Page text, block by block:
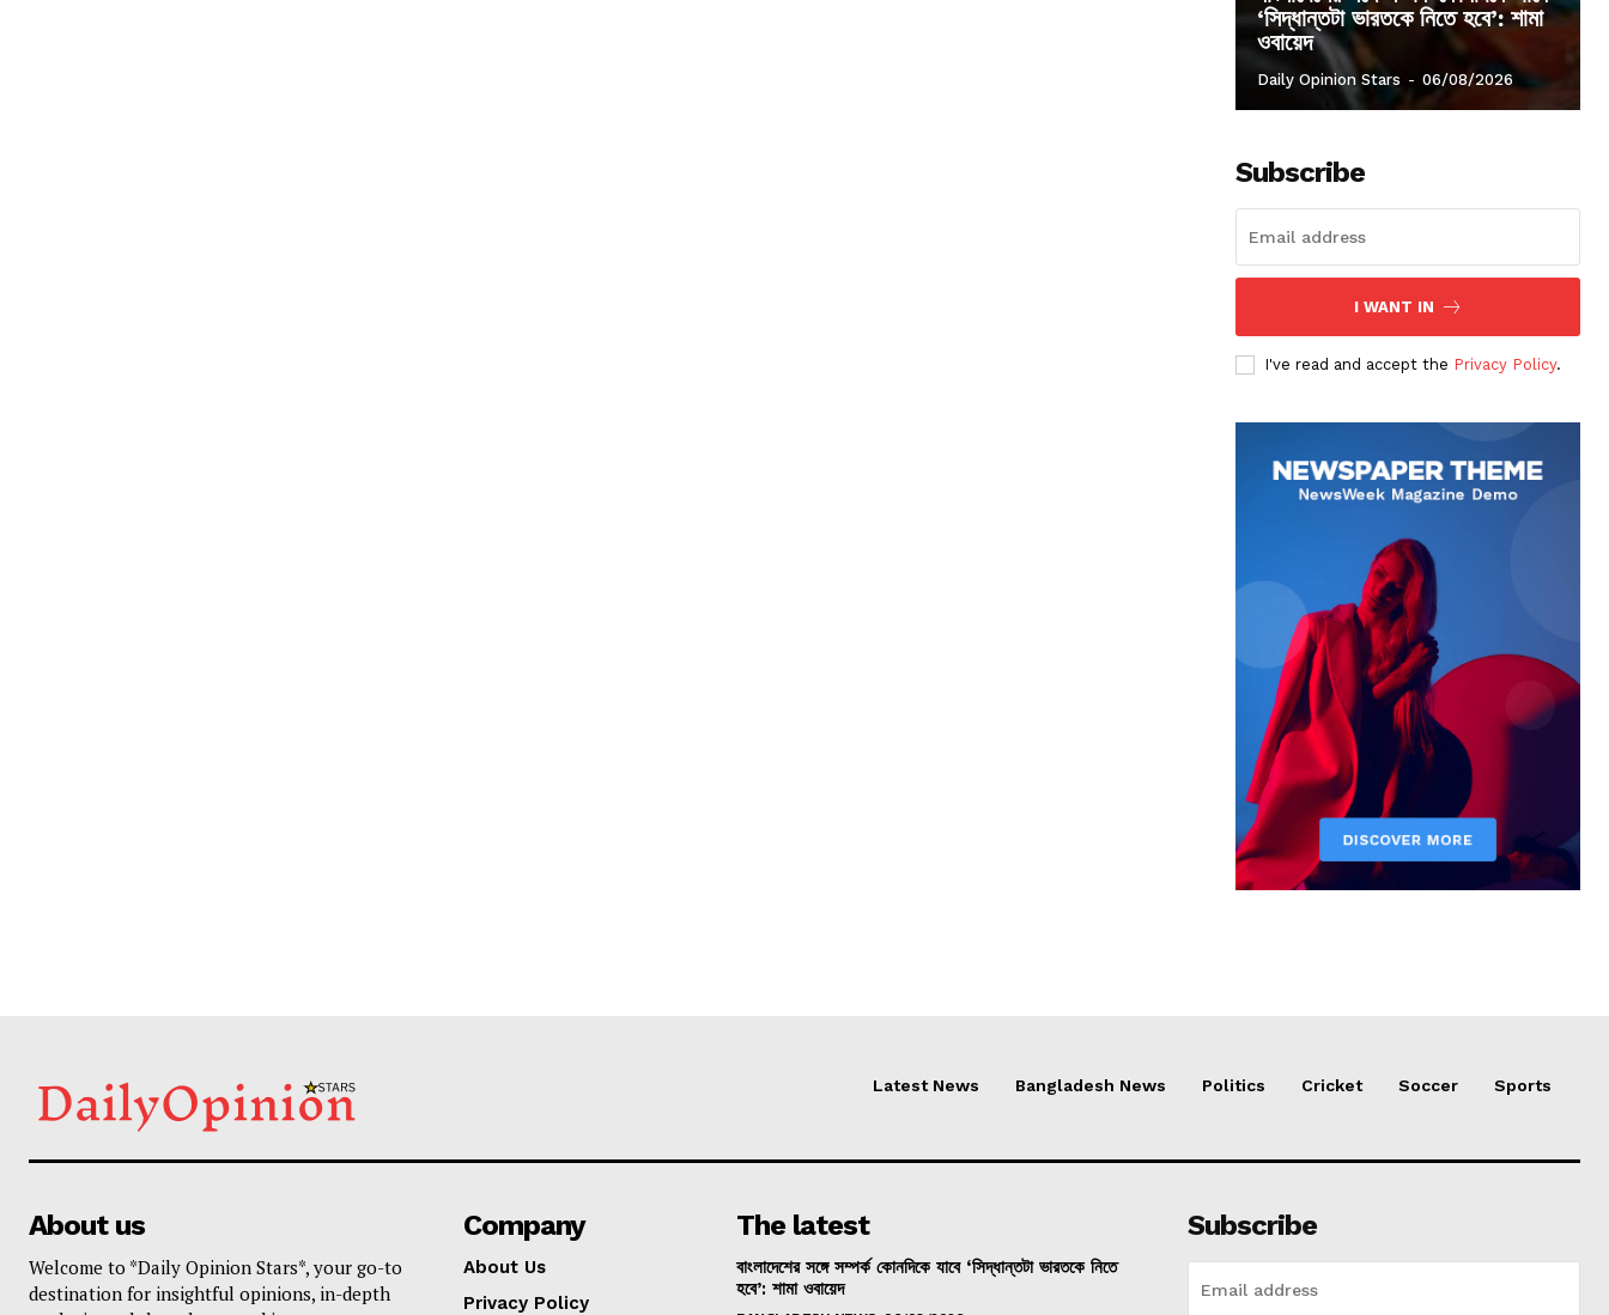
‘সিদ্ধান্তটা ভারতকে নিতে হবে’: শামা
ওবায়েদ
Daily Opinion Stars - 06/08/2026
Subscribe
I WANT IN
I've read and accept the Privacy Policy.
Latest News Bangladesh News Politics Cricket Soccer Sports
About us
Welcome to *Daily Opinion Stars*, your go-to
destination for insightful opinions, in-depth
Company
About Us
Privacy Policy
The latest
বাংলাদেশের সঙ্গে সম্পর্ক কোনদিকে যাবে ‘সিদ্ধান্তটা ভারতকে নিতে
হবে’: শামা ওবায়েদ
Subscribe